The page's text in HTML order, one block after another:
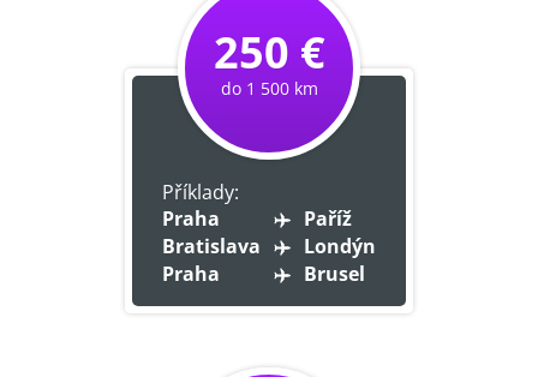
250 €
do 1 500 km
Příklady:
Praha
Paříž
Bratislava
Londýn
Praha
Brusel